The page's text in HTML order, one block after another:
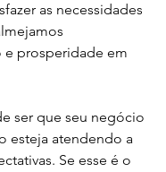
as necessidades
prosperidade em
ser que seu negócio
esteja atendendo a
Se esse é o